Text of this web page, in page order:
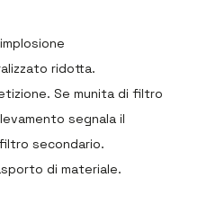
ridotta.
Se munita di filtro
segnala il
secondario.
di materiale.